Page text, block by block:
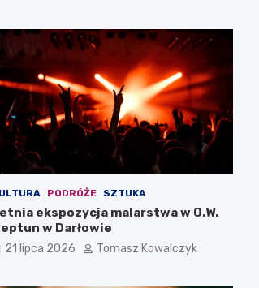
PODRÓŻE SZTUKA
ekspozycja malarstwa w O.W.
w Darłowie
21 lipca 2026 Tomasz Kowalczyk